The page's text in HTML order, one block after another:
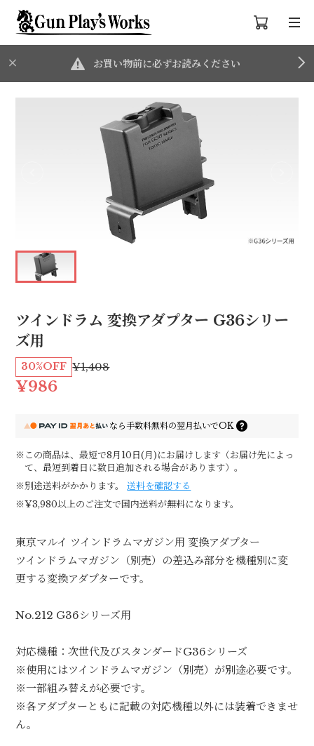
お買い物前に必ずお読みください
ツインドラム 変換アダプター G36シリー
ズ用
¥1,408
30%OFF
¥986
なら手数料無料の翌月払いでOK
※この商品は、最短で8月10日(月)にお届けします（お届け先によっ
て、最短到着日に数日追加される場合があります）。
※別途送料がかかります。
送料を確認する
※¥3,980以上のご注文で国内送料が無料になります。
東京マルイ ツインドラムマガジン用 変換アダプター
ツインドラムマガジン（別売）の差込み部分を機種別に変
更する変換アダプターです。
No.212 G36シリーズ用
対応機種：次世代及びスタンダードG36シリーズ
※使用にはツインドラムマガジン（別売）が別途必要です。
※一部組み替えが必要です。
※各アダプターともに記載の対応機種以外には装着できませ
ん。